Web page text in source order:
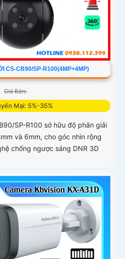
CS-CB90/SP-R100(4MP+4MP)
Giá Bán:
Mại: 5%-35%
SP-R100 sở hữu độ phân giải
và 6mm, cho góc nhìn rộng
chống ngược sáng DNR 3D